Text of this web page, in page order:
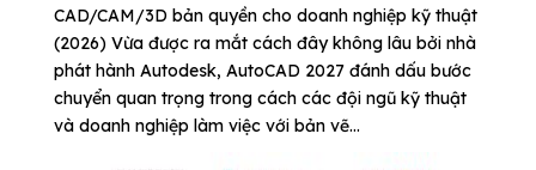
CAD/CAM/3D bản quyền cho doanh nghiệp kỹ thuật
(2026) Vừa được ra mắt cách đây không lâu bởi nhà
phát hành Autodesk, AutoCAD 2027 đánh dấu bước
chuyển quan trọng trong cách các đội ngũ kỹ thuật
và doanh nghiệp làm việc với bản vẽ...